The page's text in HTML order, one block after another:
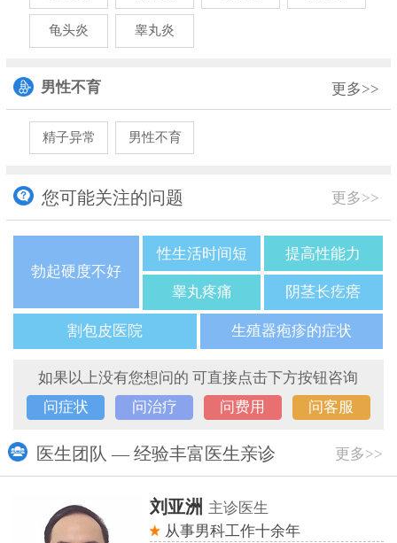
龟头炎 睾丸炎
男性不育 更多>>
精子异常 男性不育
您可能关注的问题 更多>>
勃起硬度不好
性生活时间短 提高性能力
睾丸疼痛 阴茎长疙瘩
割包皮医院 生殖器疱疹的症状
如果以上没有您想问的 可直接点击下方按钮咨询
问症状
问治疗 问费用 问客服
医生团队 — 经验丰富医生亲诊 更多>>
刘亚洲 主诊医生
从事男科工作十余年